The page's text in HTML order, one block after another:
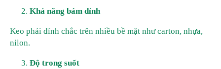
Khả năng bám dính
Keo phải dính chắc trên nhiều bề mặt như carton, nhựa,
nilon.
Độ trong suốt